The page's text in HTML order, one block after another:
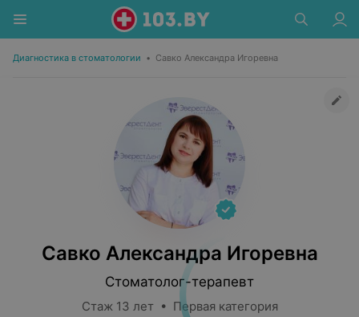
Диагностика в стоматологии • Савко Александра Игоревна
Савко Александра Игоревна
Стоматолог-терапевт
Стаж 13 лет • Первая категория